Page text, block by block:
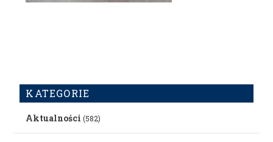
KATEGORIE
Aktualności (582)